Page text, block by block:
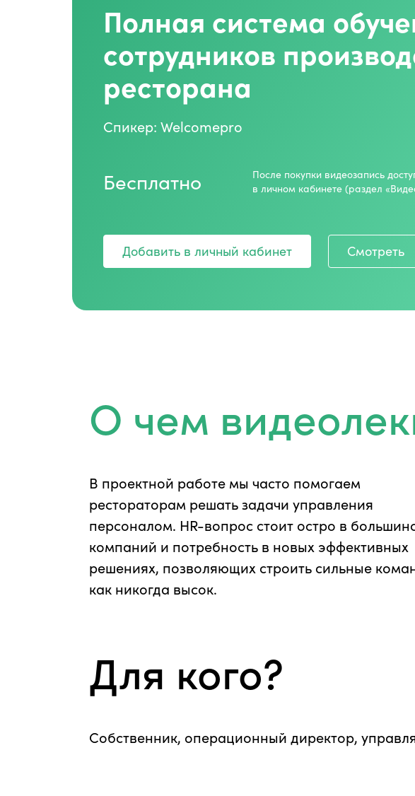
Полная система
сотрудников
ресторана
Спикер: Welcomepro
Бесплатно
После покупки видеозапись
в личном кабинете (раздел
Добавить в личный кабинет Смотреть
О чем
В проектной работе мы часто помогаем
рестораторам решать задачи управления
персоналом. HR-вопрос стоит остро в
компаний и потребность в новых эффективных
решениях, позволяющих строить сильные
как никогда высок.
Для кого?
Собственник, операционный директор,